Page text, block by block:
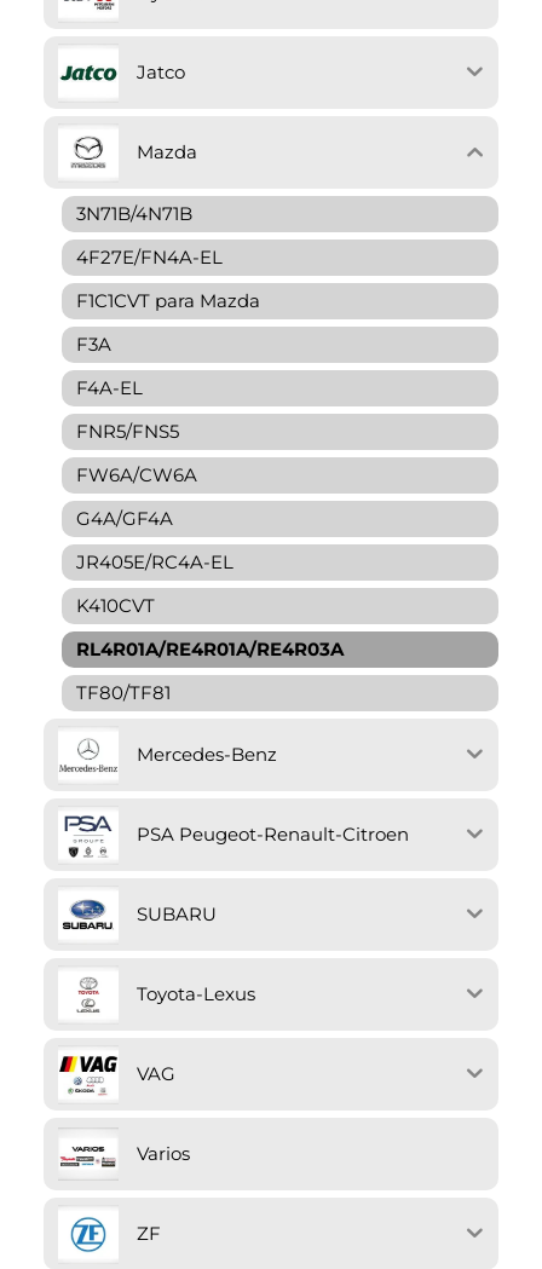
Jatco
Mazda
3N71B/4N71B
4F27E/FN4A-EL
F1C1CVT para Mazda
F3A
F4A-EL
FNR5/FNS5
FW6A/CW6A
G4A/GF4A
JR405E/RC4A-EL
K410CVT
RL4R01A/RE4R01A/RE4R03A
TF80/TF81
Mercedes-Benz
PSA Peugeot-Renault-Citroen
SUBARU
Toyota-Lexus
VAG
Varios
ZF